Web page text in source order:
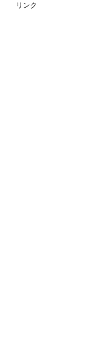
リンク